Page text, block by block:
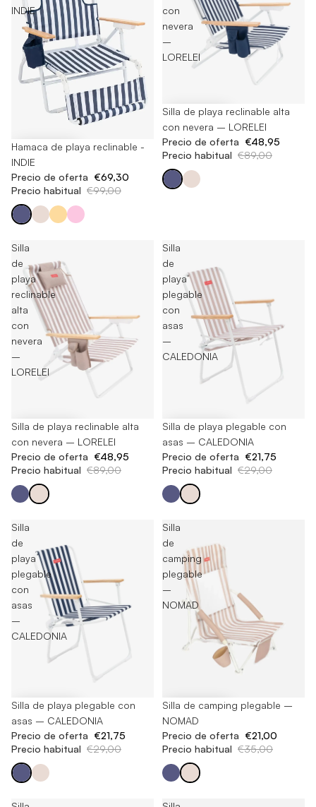
INDIE
-30%
Hamaca de playa reclinable -
INDIE
Precio de oferta €69,30
Precio habitual €99,00
con
nevera
–
LORELEI
-45%
Silla de playa reclinable alta
con nevera – LORELEI
Precio de oferta €48,95
Precio habitual €89,00
Silla
de
playa
reclinable
alta
con
nevera
–
LORELEI
-45%
Silla de playa reclinable alta
con nevera – LORELEI
Precio de oferta €48,95
Precio habitual €89,00
Silla
de
playa
plegable
con
asas
–
CALEDONIA
-25%
Silla de playa plegable con
asas – CALEDONIA
Precio de oferta €21,75
Precio habitual €29,00
Silla
de
playa
plegable
con
asas
–
CALEDONIA
-25%
Silla de playa plegable con
asas – CALEDONIA
Precio de oferta €21,75
Precio habitual €29,00
Silla
de
camping
plegable
–
NOMAD
-40%
Silla de camping plegable –
NOMAD
Precio de oferta €21,00
Precio habitual €35,00